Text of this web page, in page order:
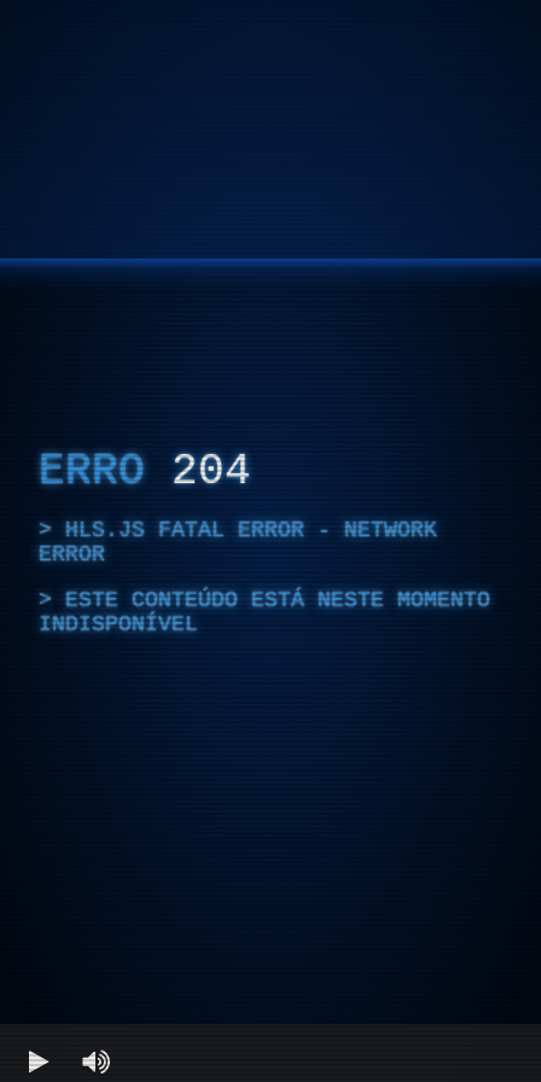
ERRO 204
HLS.JS FATAL ERROR - NETWORK
ERROR
ESTE CONTEÚDO ESTÁ NESTE MOMENTO
INDISPONÍVEL